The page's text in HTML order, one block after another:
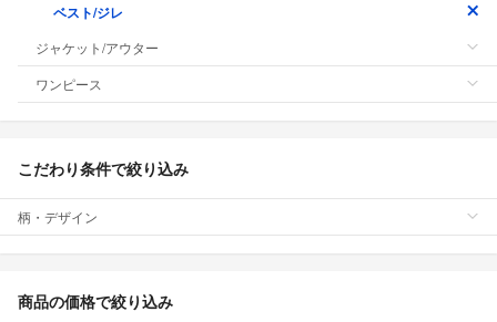
ベスト/ジレ
ジャケット/アウター
ワンピース
こだわり条件で絞り込み
柄・デザイン
商品の価格で絞り込み